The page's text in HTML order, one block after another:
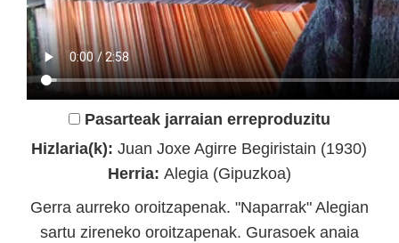
Pasarteak jarraian erreproduzitu
Hizlaria(k): Juan Joxe Agirre Begiristain (1930)
Herria: Alegia (Gipuzkoa)
Gerra aurreko oroitzapenak. "Naparrak" Alegian
sartu zireneko oroitzapenak. Gurasoek anaia